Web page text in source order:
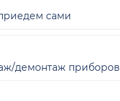
сами
демонтаж приборов